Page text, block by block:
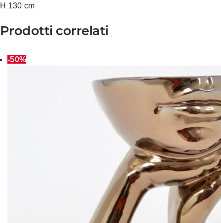
H 130 cm
Prodotti correlati
-50%